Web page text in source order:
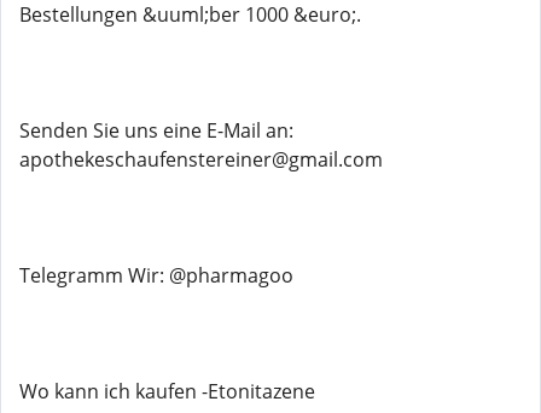
Bestellungen &uuml;ber 1000 &euro;.
Senden Sie uns eine E-Mail an:
apothekeschaufenstereiner@gmail.com
Telegramm Wir: @pharmagoo
Wo kann ich kaufen -Etonitazene